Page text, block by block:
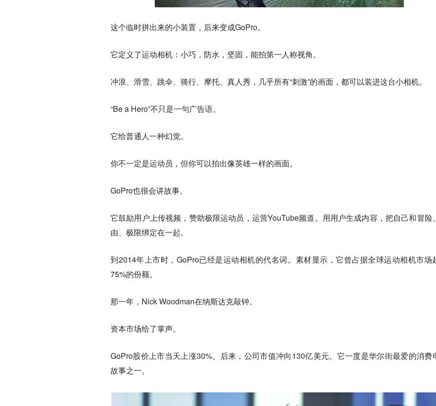
这个临时拼出来的小装置，后来变成GoPro。
它定义了运动相机 ：小巧，防水，坚固，能拍第一人称视角。
冲浪、滑雪、跳伞、骑行、摩托、真人秀，几乎所有“刺激”的画面，都可以装进这台小相机。
“Be a Hero”不只是一句广告语。
它给普通人一种幻觉。
你不一定是运动员，但你可以拍出像英雄一样的画面。
GoPro也很会讲故事。
它鼓励用户上传视频，赞助极限运动员，运营YouTube频道。用用户生成内容，把自己和冒险
由、极限绑定在一起。
到2014年上市时，GoPro已经是运动相机的代名词。素材显示，它曾占据全球运动相机市场
75%的份额。
那一年，Nick Woodman在纳斯达克敲钟。
资本市场给了掌声。
GoPro股价上市当天上涨30%。后来，公司市值冲向130亿美元。它一度是华尔街最爱的消费
故事之一。